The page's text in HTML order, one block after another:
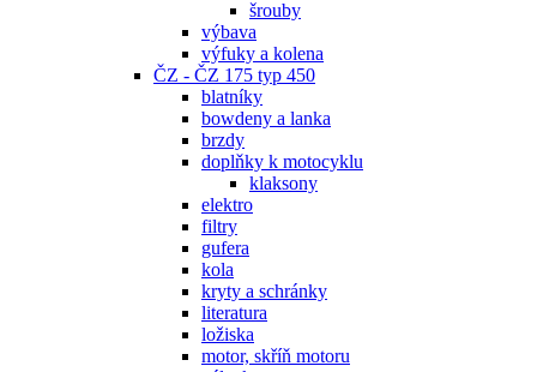
šrouby
výbava
výfuky a kolena
ČZ - ČZ 175 typ 450
blatníky
bowdeny a lanka
brzdy
doplňky k motocyklu
klaksony
elektro
filtry
gufera
kola
kryty a schránky
literatura
ložiska
motor, skříň motoru